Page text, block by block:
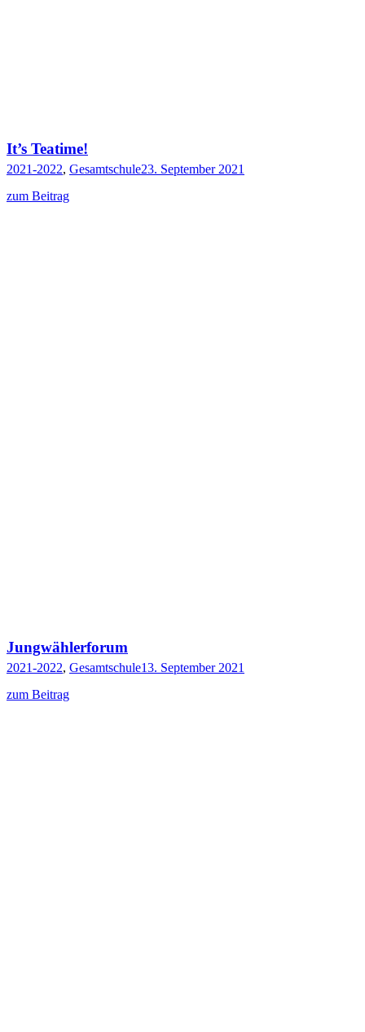
It’s Teatime!
2021-2022, Gesamtschule23. September 2021
zum Beitrag
Jungwählerforum
2021-2022, Gesamtschule13. September 2021
zum Beitrag